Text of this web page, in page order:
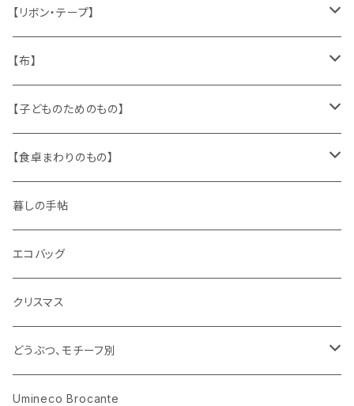
キャラクター
ピノキオ
メタル製品
缶、箱
陶磁器
文房具
木製品
ミニチュア、ドールハウス
シール、ステッカー、クロモス
袋、箱、ナプキン、コースター
パズル、ゲーム
古本、古雑誌、古えほん
古レコード
古せっけん
ラッピングペーパー、壁紙
スタンプ
文房具
貝
メタル
ガラス
プラスチック
紙
【リボン・テープ】
チロルテープ・イニシャルテープ
トリム
ワッペン
【布】
キッチンクロス、ナプキン
ニット
布地
【子どものためのもの】
身に着けるもの
【食卓まわりのもの】
ガラス
花びん
小物入れ
陶磁器
カップアンドソーサー
プレート
木製品
ホーロー
メタル
暮しの手帖
エコバッグ
クリスマス
どうぶつ、モチーフ別
くま、ベア
Umineco Brocante